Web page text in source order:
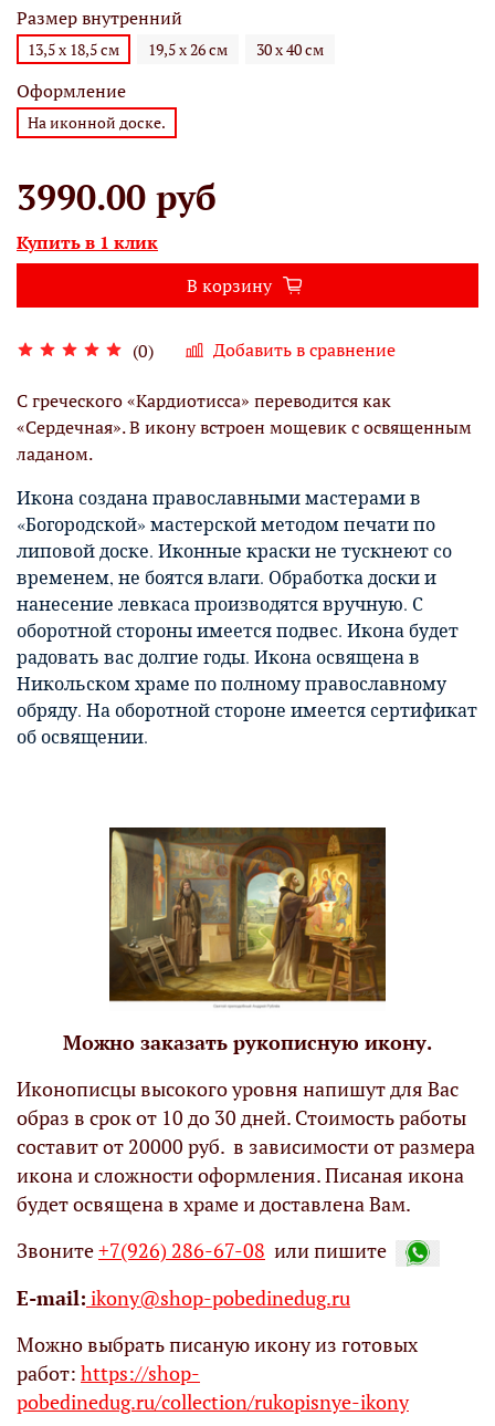
(0) Добавить в сравнение
Размер внутренний
13,5 х 18,5 см 19,5 х 26 см 30 х 40 см
Оформление
На иконной доске.
3990.00 руб
Купить в 1 клик
В корзину
С греческого «Кардиотисса» переводится как
«Сердечная».В икону встроен мощевик с освященным
ладаном.
Икона создана православными мастерами в
«Богородской» мастерской методом печати по
липовой доске. Иконные краски не тускнеют со
временем, не боятся влаги. Обработка доски и
нанесение левкаса производятся вручную. С
оборотной стороны имеется подвес. Икона будет
радовать вас долгие годы. Икона освящена в
Никольском храме по полному православному
обряду. На оборотной стороне имеется сертификат
об освящении.
Можно заказать рукописную икону.
Иконописцы высокого уровня напишут для Вас
образ в срок от 10 до 30 дней. Стоимость работы
составит от 20000 руб. в зависимости от размера
икона и сложности оформления. Писаная икона
будет освящена в храме и доставлена Вам.
Звоните+7(926) 286-67-08 или пишите
Е-mail: ikony@shop-pobedinedug.ru
Можно выбрать писаную икону из готовых
работ: https://shop-
pobedinedug.ru/collection/rukopisnye-ikony